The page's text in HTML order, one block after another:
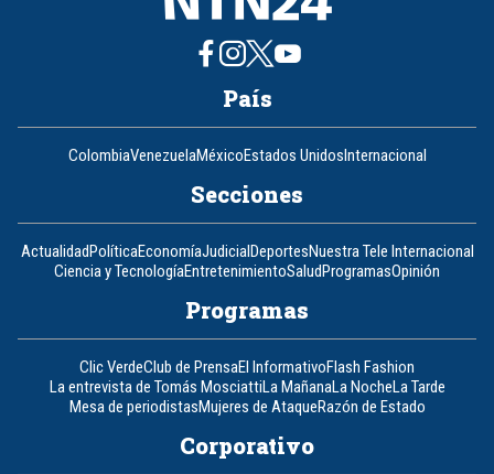
País
ColombiaVenezuelaMéxicoEstados UnidosInternacional
Secciones
ActualidadPolíticaEconomíaJudicialDeportesNuestra Tele Internacional
Ciencia y TecnologíaEntretenimientoSaludProgramasOpinión
Programas
Clic VerdeClub de PrensaEl InformativoFlash Fashion
La entrevista de Tomás MosciattiLa MañanaLa NocheLa Tarde
Mesa de periodistasMujeres de AtaqueRazón de Estado
Corporativo